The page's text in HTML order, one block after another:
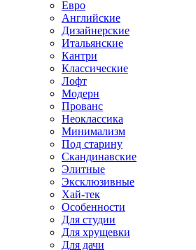
Евро
Английские
Дизайнерские
Итальянские
Кантри
Классические
Лофт
Модерн
Прованс
Неоклассика
Минимализм
Под старину
Скандинавские
Элитные
Эксклюзивные
Хай-тек
Особенности
Для студии
Для хрущевки
Для дачи